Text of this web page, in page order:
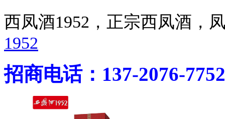
西凤酒1952，正宗西凤酒
1952
招商电话：137-2076-7752